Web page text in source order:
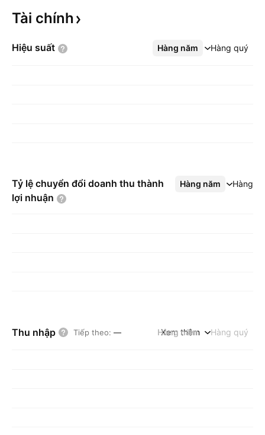
Tài chính
Hiệu suất Hàng năm Hàng quý
Xem thêm
Tỷ lệ chuyển đổi doanh thu thành
lợi nhuận
Hàng năm Hàng
Xem thêm
Thu nhập Tiếp theo: — Hàng năm Hàng quý
Xem thêm